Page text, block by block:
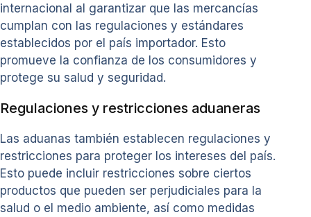
internacional al garantizar que las mercancías
cumplan con las regulaciones y estándares
establecidos por el país importador. Esto
promueve la confianza de los consumidores y
protege su salud y seguridad.
Regulaciones y restricciones aduaneras
Las aduanas también establecen regulaciones y
restricciones para proteger los intereses del país.
Esto puede incluir restricciones sobre ciertos
productos que pueden ser perjudiciales para la
salud o el medio ambiente, así como medidas